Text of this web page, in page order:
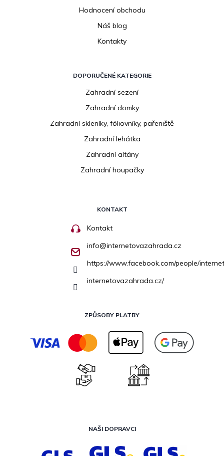
Hodnocení obchodu
Náš blog
Kontakty
DOPORUČENÉ KATEGORIE
Zahradní sezení
Zahradní domky
Zahradní skleníky, fóliovníky, pařeniště
Zahradní lehátka
Zahradní altány
Zahradní houpačky
KONTAKT
Kontakt
info@internetovazahrada.cz
https://www.facebook.com/people/
internetovazahrada.cz/
ZPŮSOBY PLATBY
NAŠI DOPRAVCI